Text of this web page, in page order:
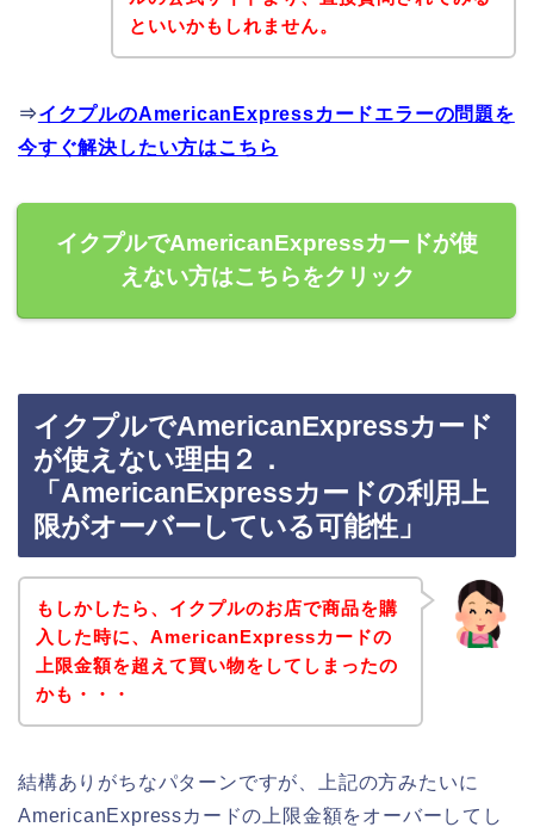
といいかもしれません。
⇒イクプルのAmericanExpressカードエラーの問題を
今すぐ解決したい方はこちら
イクプルでAmericanExpressカードが使
えない方はこちらをクリック
イクプルでAmericanExpressカード
が使えない理由２．
「AmericanExpressカードの利用上
限がオーバーしている可能性」
もしかしたら、イクプルのお店で商品を購
入した時に、AmericanExpressカードの
上限金額を超えて買い物をしてしまったの
かも・・・
結構ありがちなパターンですが、上記の方みたいに
AmericanExpressカードの上限金額をオーバーしてし